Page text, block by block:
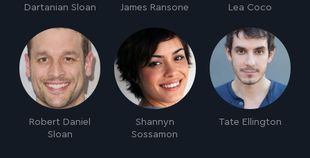
Dartanian Sloan James Ransone Lea Coco
Robert Daniel
Sloan
Shannyn
Sossamon
Tate Ellington